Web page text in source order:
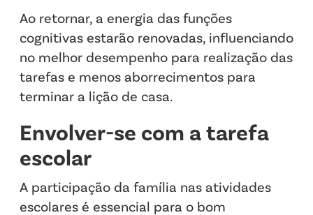
Ao retornar, a energia das funções
cognitivas estarão renovadas, influenciando
no melhor desempenho para realização das
tarefas e menos aborrecimentos para
terminar a lição de casa.
Envolver-se com a tarefa
escolar
A participação da família nas atividades
escolares é essencial para o bom